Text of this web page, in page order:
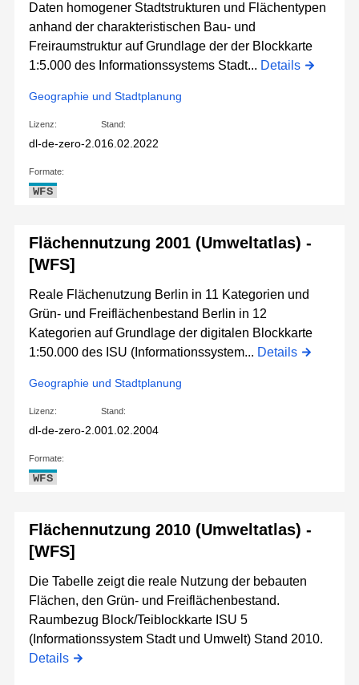
Daten homogener Stadtstrukturen und Flächentypen
anhand der charakteristischen Bau- und
Freiraumstruktur auf Grundlage der der Blockkarte
1:5.000 des Informationssystems Stadt... Details
Geographie und Stadtplanung
Lizenz:
dl-de-zero-2.0
Stand:
16.02.2022
Formate:
WFS
Flächennutzung 2001 (Umweltatlas) -
[WFS]
Reale Flächenutzung Berlin in 11 Kategorien und
Grün- und Freiflächenbestand Berlin in 12
Kategorien auf Grundlage der digitalen Blockkarte
1:50.000 des ISU (Informationssystem... Details
Geographie und Stadtplanung
Lizenz:
dl-de-zero-2.0
Stand:
01.02.2004
Formate:
WFS
Flächennutzung 2010 (Umweltatlas) -
[WFS]
Die Tabelle zeigt die reale Nutzung der bebauten
Flächen, den Grün- und Freiflächenbestand.
Raumbezug Block/Teiblockkarte ISU 5
(Informationssystem Stadt und Umwelt) Stand 2010.
Details